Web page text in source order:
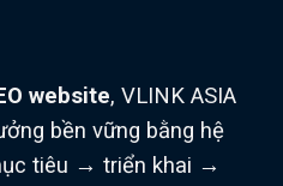
website, VLINK ASIA
bền vững bằng hệ
tiêu → triển khai →